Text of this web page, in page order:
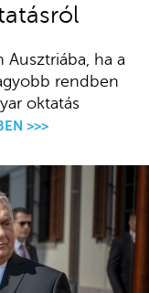
ha a
rendben
oktatás
>>>